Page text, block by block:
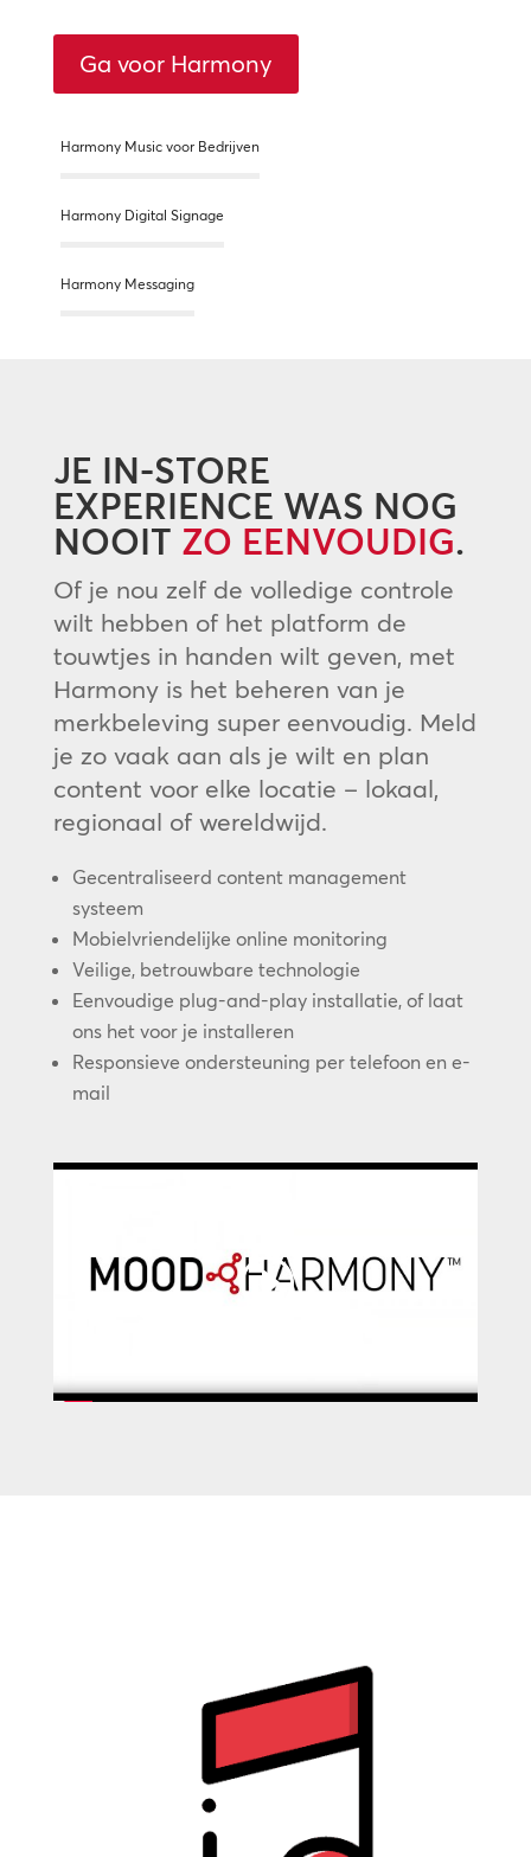
Ga voor Harmony
Harmony Music voor Bedrijven
Harmony Digital Signage
Harmony Messaging
JE IN-STORE
EXPERIENCE WAS NOG
NOOIT ZO EENVOUDIG.
Of je nou zelf de volledige controle
wilt hebben of het platform de
touwtjes in handen wilt geven, met
Harmony is het beheren van je
merkbeleving super eenvoudig. Meld
je zo vaak aan als je wilt en plan
content voor elke locatie – lokaal,
regionaal of wereldwijd.
Gecentraliseerd content management
systeem
Mobielvriendelijke online monitoring
Veilige, betrouwbare technologie
Eenvoudige plug-and-play installatie, of laat
ons het voor je installeren
Responsieve ondersteuning per telefoon en e-
mail